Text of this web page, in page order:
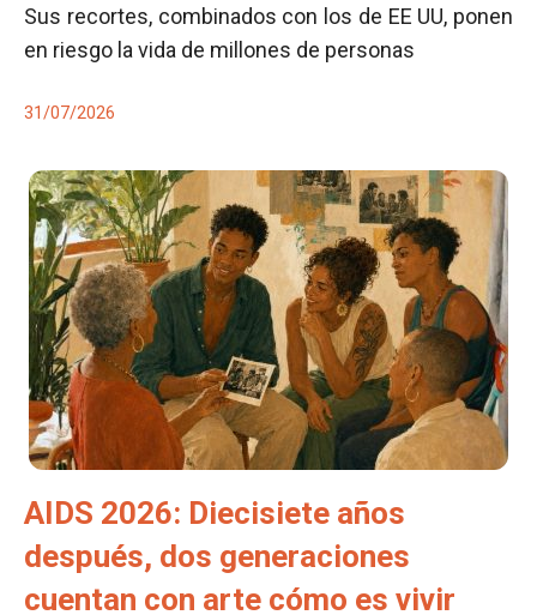
Sus recortes, combinados con los de EE UU, ponen
en riesgo la vida de millones de personas
31/07/2026
AIDS 2026: Diecisiete años
después, dos generaciones
cuentan con arte cómo es vivir